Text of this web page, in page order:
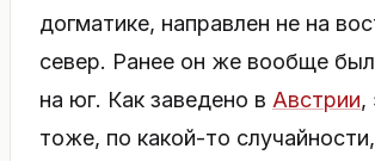
догматике, направлен не на
север. Ранее он же вообще
на юг. Как заведено в Австрии,
тоже, по какой-то случайности,